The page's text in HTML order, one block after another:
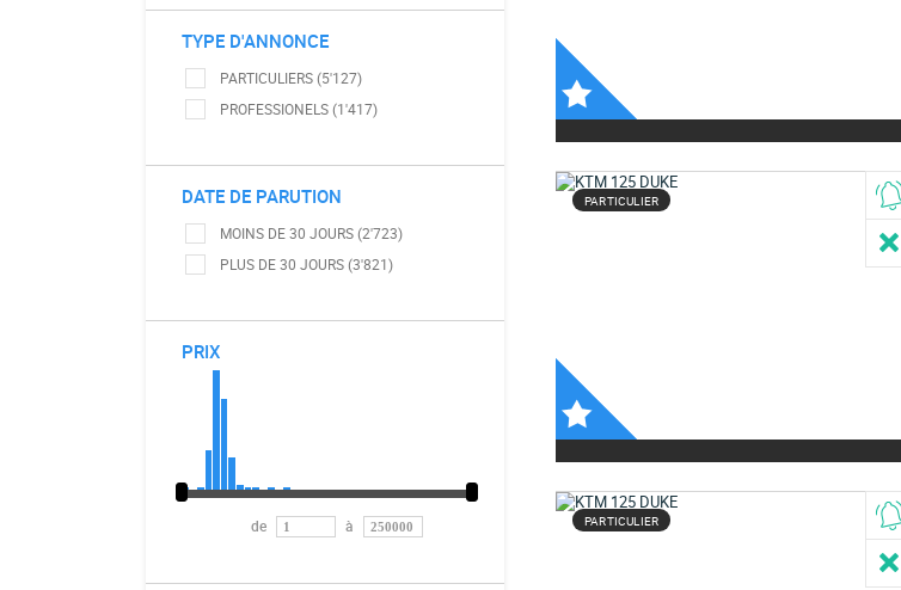
TYPE D'ANNONCE
PARTICULIERS (5'127)
PROFESSIONELS (1'417)
DATE DE PARUTION
MOINS DE 30 JOURS (2'723)
PLUS DE 30 JOURS (3'821)
PRIX
de à
PARTICULIER
PARTICULIER